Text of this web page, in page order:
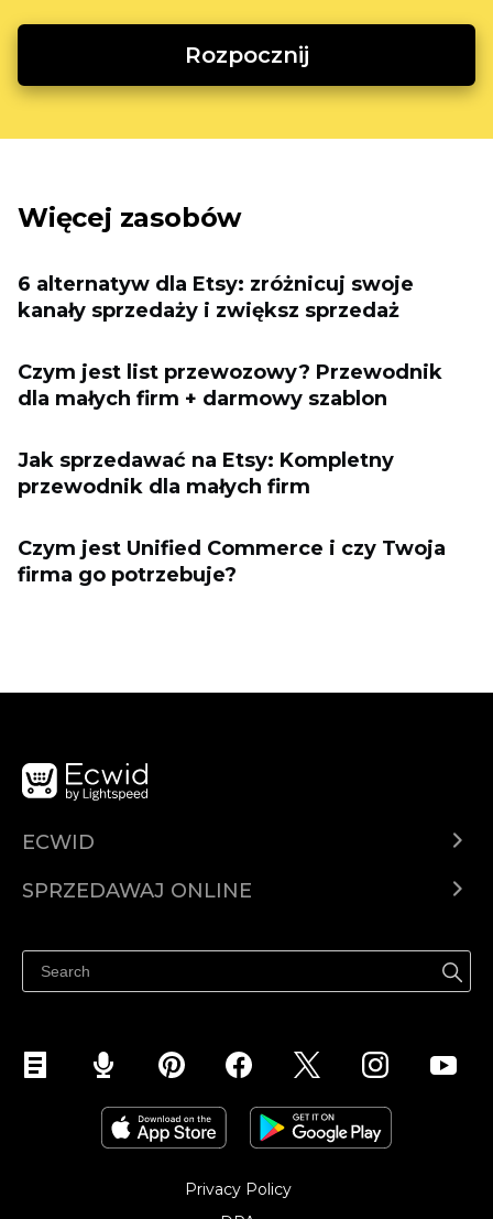
Rozpocznij
Więcej zasobów
6 alternatyw dla Etsy: zróżnicuj swoje
kanały sprzedaży i zwiększ sprzedaż
Czym jest list przewozowy? Przewodnik
dla małych firm + darmowy szablon
Jak sprzedawać na Etsy: Kompletny
przewodnik dla małych firm
Czym jest Unified Commerce i czy Twoja
firma go potrzebuje?
ECWID
Cena
SPRZEDAWAJ ONLINE
Sprzedawaj na Facebooku
Sprzedawaj na Instagramie
Privacy Policy